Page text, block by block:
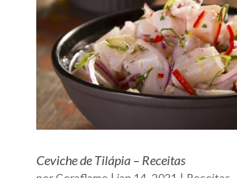
Ceviche de Tilápia – Receitas